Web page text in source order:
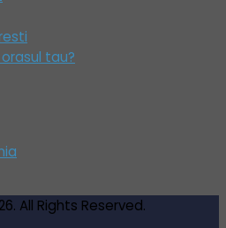
tau?
All Rights Reserved.